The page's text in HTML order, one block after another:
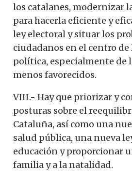
los catalanes, modernizar
para hacerla eficiente y
ley electoral y situar los
ciudadanos en el centro de
política, especialmente de
menos favorecidos.
VIII.- Hay que priorizar y
posturas sobre el
Cataluña, así como una
salud pública, una nueva
educación y proporcionar
familia y a la natalidad.